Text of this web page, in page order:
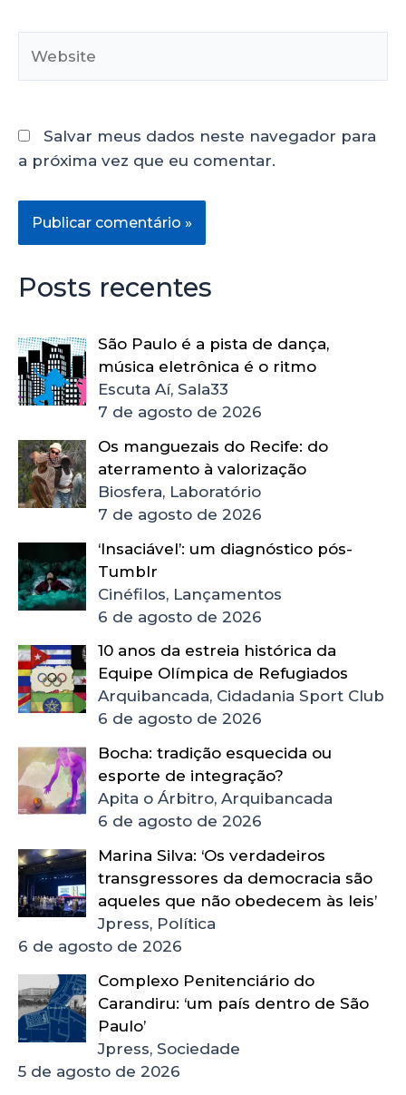
Salvar meus dados neste navegador para
a próxima vez que eu comentar.
Posts recentes
São Paulo é a pista de dança,
música eletrônica é o ritmo
Escuta Aí, Sala33
7 de agosto de 2026
Os manguezais do Recife: do
aterramento à valorização
Biosfera, Laboratório
7 de agosto de 2026
‘Insaciável’: um diagnóstico pós-
Tumblr
Cinéfilos, Lançamentos
6 de agosto de 2026
10 anos da estreia histórica da
Equipe Olímpica de Refugiados
Arquibancada, Cidadania Sport Club
6 de agosto de 2026
Bocha: tradição esquecida ou
esporte de integração?
Apita o Árbitro, Arquibancada
6 de agosto de 2026
Marina Silva: ‘Os verdadeiros
transgressores da democracia são
aqueles que não obedecem às leis’
Jpress, Política
6 de agosto de 2026
Complexo Penitenciário do
Carandiru: ‘um país dentro de São
Paulo’
Jpress, Sociedade
5 de agosto de 2026